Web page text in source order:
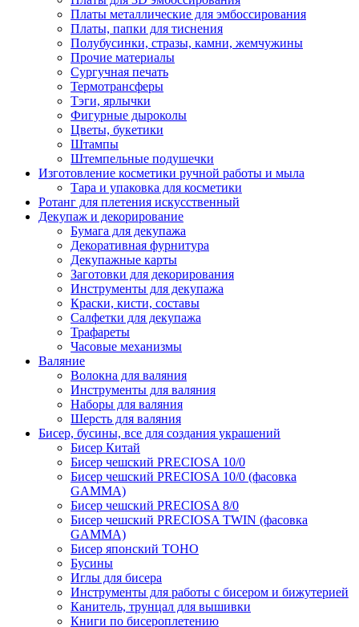
Платы металлические для эмбоссирования
Платы, папки для тиснения
Полубусинки, стразы, камни, жемчужины
Прочие материалы
Сургучная печать
Термотрансферы
Тэги, ярлычки
Фигурные дыроколы
Цветы, букетики
Штампы
Штемпельные подушечки
Изготовление косметики ручной работы и мыла
Тара и упаковка для косметики
Ротанг для плетения искусственный
Декупаж и декорирование
Бумага для декупажа
Декоративная фурнитура
Декупажные карты
Заготовки для декорирования
Инструменты для декупажа
Краски, кисти, составы
Салфетки для декупажа
Трафареты
Часовые механизмы
Валяние
Волокна для валяния
Инструменты для валяния
Наборы для валяния
Шерсть для валяния
Бисер, бусины, все для создания украшений
Бисер Китай
Бисер чешский PRECIOSA 10/0
Бисер чешский PRECIOSA 10/0 (фасовка
GAMMA)
Бисер чешский PRECIOSA 8/0
Бисер чешский PRECIOSA TWIN (фасовка
GAMMA)
Бисер японский TOHO
Бусины
Иглы для бисера
Инструменты для работы с бисером и бижутерией
Канитель, трунцал для вышивки
Книги по бисероплетению